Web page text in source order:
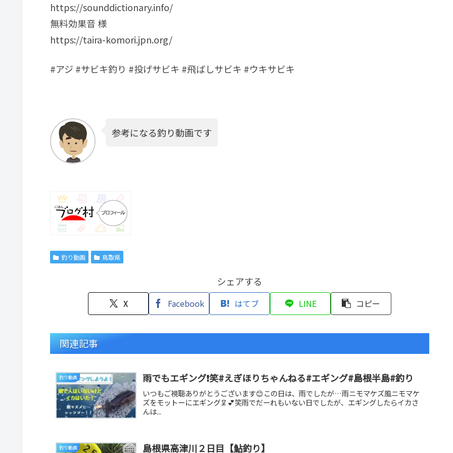
https://sounddictionary.info/
無料効果音 様
https://taira-komori.jpn.org/
#アジ #サビキ釣り #投げサビキ #飛ばしサビキ #ウキサビキ
参考になる釣り動画です
釣り動画 鳥取県
シェアする
X Facebook はてブ LINE コピー
関連記事
釣り動画 雨でもエギング❗️笑#えぎほりちゃんねる#エギング#島根半島#釣り
いつもご視聴ありがとうございます😊この日は、雨でしたが…雨ニモマケズ風ニモマケ
ズをモットーにエギング🦑💕笑雨でだーれもいない日でしたが、エギングしたらイカさ
んは...
釣り動画 島根県高津川２日目【鮎釣り】